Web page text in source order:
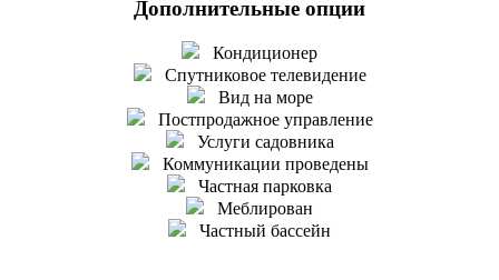
Дополнительные опции
Кондиционер
Спутниковое телевидение
Вид на море
Постпродажное управление
Услуги садовника
Коммуникации проведены
Частная парковка
Меблирован
Частный бассейн